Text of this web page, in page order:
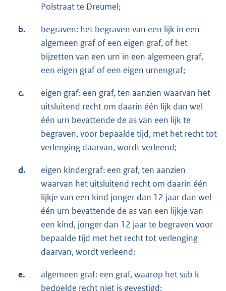
Polstraat te Dreumel;
b.
begraven: het begraven van een lijk in een
algemeen graf of een eigen graf, of het
bijzetten van een urn in een algemeen graf,
een eigen graf of een eigen urnengraf;
c.
eigen graf: een graf, ten aanzien waarvan het
uitsluitend recht om daarin één lijk dan wel
één urn bevattende de as van een lijk te
begraven, voor bepaalde tijd, met het recht tot
verlenging daarvan, wordt verleend;
d.
eigen kindergraf: een graf, ten aanzien
waarvan het uitsluitend recht om daarin één
lijkje van een kind jonger dan 12 jaar dan wel
één urn bevattende de as van een lijkje van
een kind, jonger dan 12 jaar te begraven voor
bepaalde tijd met het recht tot verlenging
daarvan, wordt verleend;
e.
algemeen graf: een graf, waarop het sub k
bedoelde recht niet is gevestigd;